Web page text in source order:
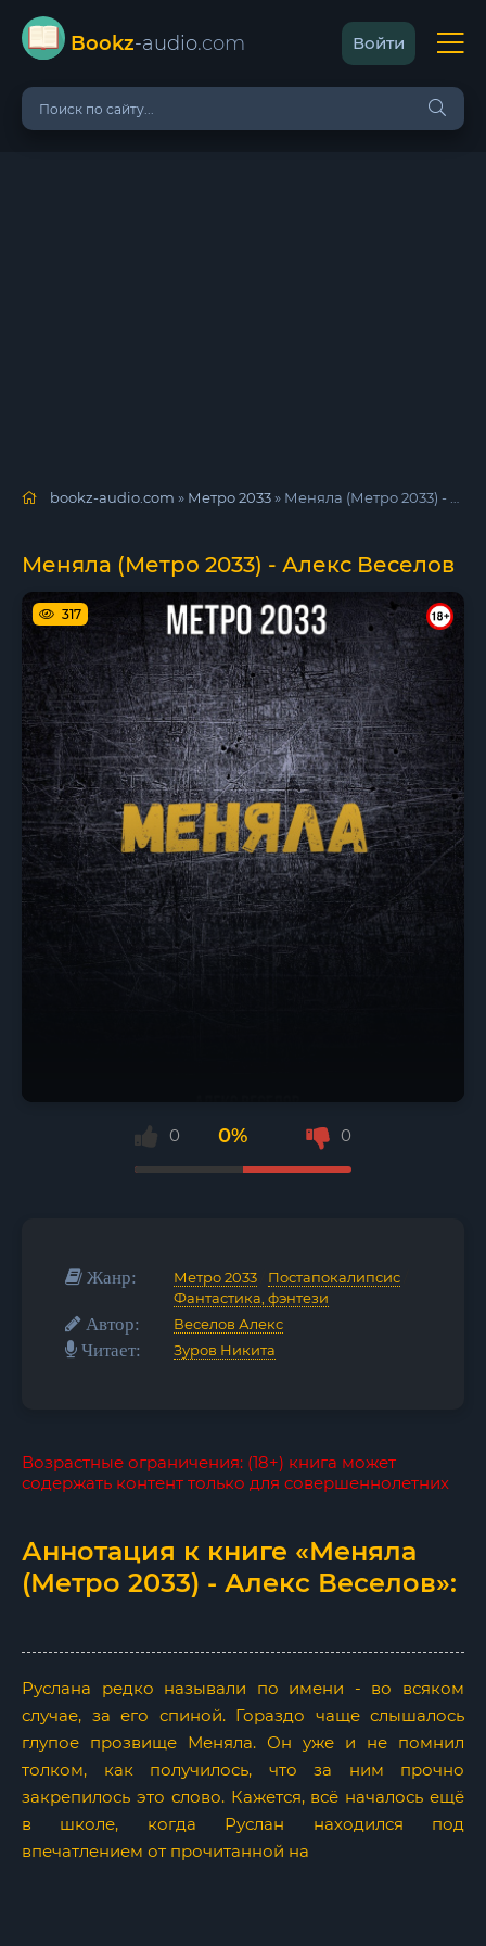
Bookz-audio.com Войти
bookz-audio.com » Метро 2033» Меняла (Метро 2033) - Алекс Веселов
Меняла (Метро 2033) - Алекс Веселов
317
0 0% 0
Жанр: Метро 2033 Постапокалипсис
Фантастика, фэнтези
Автор: Веселов Алекс
Читает: Зуров Никита
Возрастные ограничения: (18+) книга может
содержать контент только для совершеннолетних
Аннотация к книге «Меняла
(Метро 2033) - Алекс Веселов»:
Руслана редко называли по имени - во всяком
случае, за его спиной. Гораздо чаще слышалось
глупое прозвище Меняла. Он уже и не помнил
толком, как получилось, что за ним прочно
закрепилось это слово. Кажется, всё началось ещё
в школе, когда Руслан находился под
впечатлением от прочитанной на